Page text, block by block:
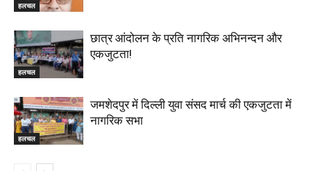
हलचल
हलचल
छात्र आंदोलन के प्रति नागरिक अभिनन्दन और
एकजुटता!
हलचल
जमशेदपुर में दिल्ली युवा संसद मार्च की एकजुटता में
नागरिक सभा